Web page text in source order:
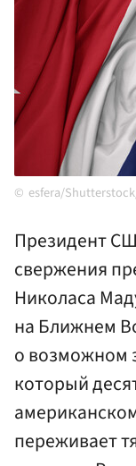
esfera/
Президент
свержения
Николаса
на Ближнем
о возможном
который
переживает